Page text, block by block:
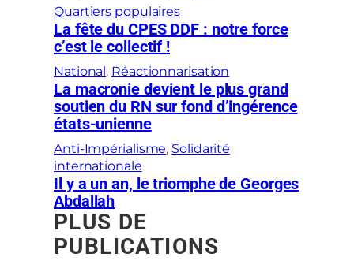
Quartiers populaires
La fête du CPES DDF : notre force
c’est le collectif !
National , Réactionnarisation
La macronie devient le plus grand
soutien du RN sur fond d’ingérence
états-unienne
Anti-Impérialisme, Solidarité
internationale
Il y a un an, le triomphe de Georges
Abdallah
PLUS DE
PUBLICATIONS